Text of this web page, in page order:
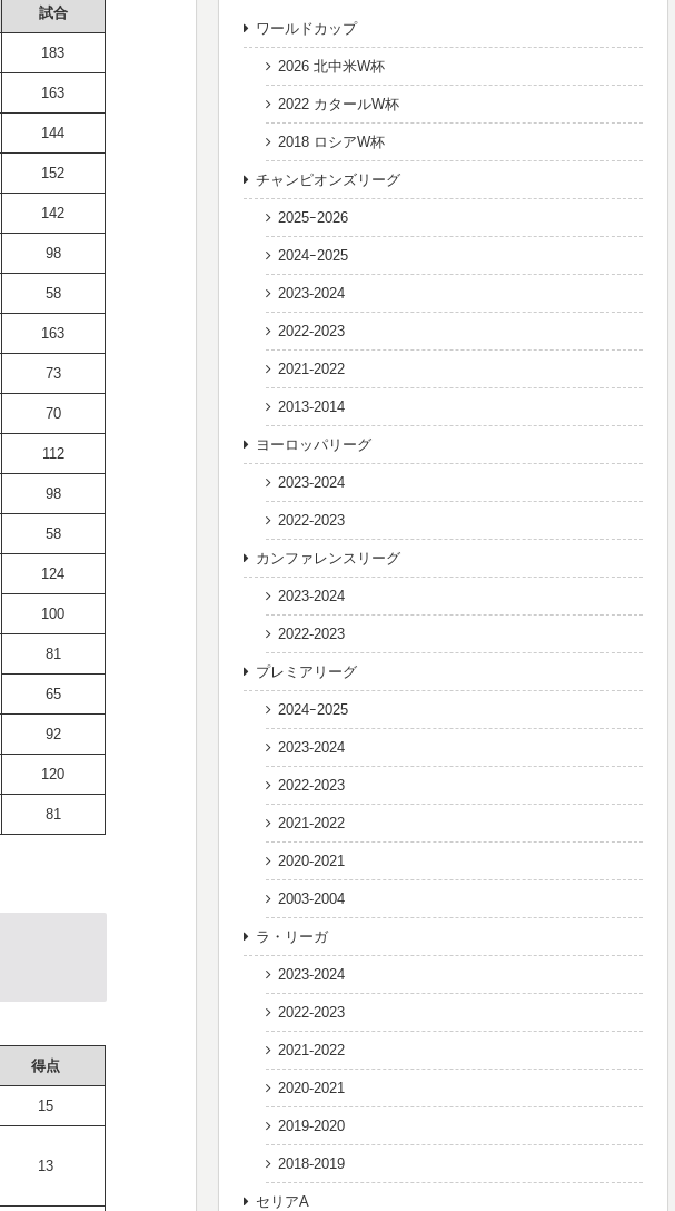
試合
183
163
144
152
142
98
58
163
73
70
112
98
58
124
100
81
65
92
120
81
得点
15
13
ワールドカップ
2026 北中米W杯
2022 カタールW杯
2018 ロシアW杯
チャンピオンズリーグ
2025ｰ2026
2024ｰ2025
2023-2024
2022-2023
2021-2022
2013-2014
ヨーロッパリーグ
2023-2024
2022-2023
カンファレンスリーグ
2023-2024
2022-2023
プレミアリーグ
2024ｰ2025
2023-2024
2022-2023
2021-2022
2020-2021
2003-2004
ラ・リーガ
2023-2024
2022-2023
2021-2022
2020-2021
2019-2020
2018-2019
セリアA